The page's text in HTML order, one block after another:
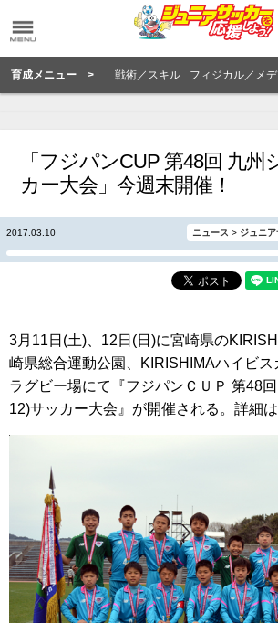
育成メニュー > 戦術／スキル フィジカル／メ
「フジパンCUP 第48回 九州
カー大会」今週末開催！
2017.03.10 ニュース > ジュニ
3月11日(土)、12日(日)に宮崎県の
崎県総合運動公園、KIRISHIMAハイビス
ラグビー場にて『フジパンＣＵＰ 第48
12)サッカー大会』が開催される。詳細は